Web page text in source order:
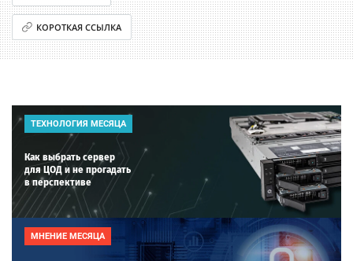
КОРОТКАЯ ССЫЛКА
ТЕХНОЛОГИЯ МЕСЯЦА
Как выбрать сервер
для ЦОД и не прогадать
в перспективе
МНЕНИЕ МЕСЯЦА